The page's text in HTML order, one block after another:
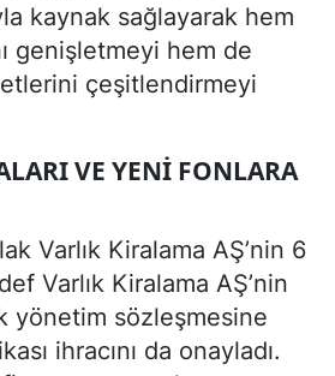
kaynak sağlayarak hem
genişletmeyi hem de
çeşitlendirmeyi
VE YENI FONLARA
Varlık Kiralama AŞ’nin 6
Varlık Kiralama AŞ’nin
yönetim sözleşmesine
ihracını da onayladı.